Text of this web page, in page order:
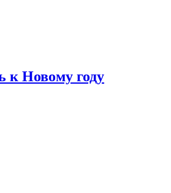
к Новому году